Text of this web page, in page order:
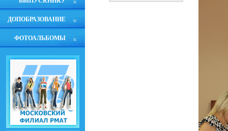
ДОПОБРАЗОВАНИЕ
ФОТОАЛЬБОМЫ